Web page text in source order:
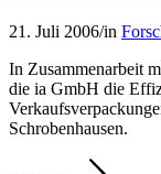
21. Juli 2006/in
In Zusammenarbeit
die ia GmbH die
Schrobenhausen.